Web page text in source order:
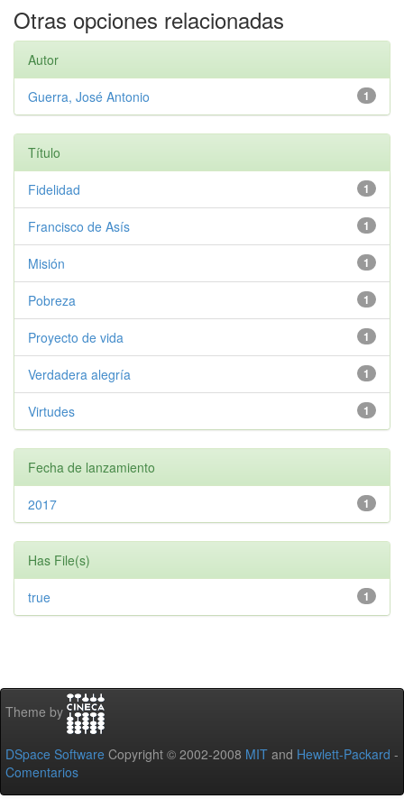
Otras opciones relacionadas
Autor
1
Guerra, José Antonio
Título
1
Fidelidad
1
Francisco de Asís
1
Misión
1
Pobreza
1
Proyecto de vida
1
Verdadera alegría
1
Virtudes
Fecha de lanzamiento
1
2017
Has File(s)
1
true
Theme by
DSpace Software Copyright © 2002-2008 MIT and Hewlett-Packard -
Comentarios